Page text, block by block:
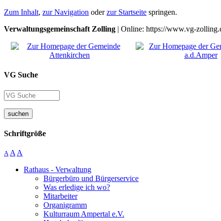
Zum Inhalt, zur Navigation oderzur Startseite springen.
Verwaltungsgemeinschaft Zolling | Online: https://www.vg-
VG Suche
suchen
Schriftgröße
A A A
Rathaus - Verwaltung
Bürgerbüro und Bürgerservice
Was erledige ich wo?
Mitarbeiter
Organigramm
Kulturraum Ampertal e.V.